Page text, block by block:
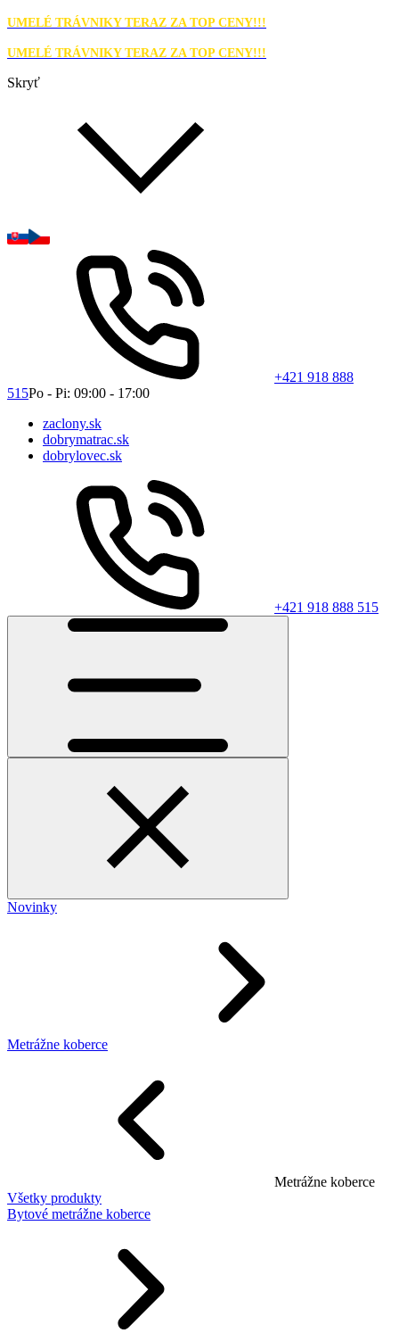
UMELÉ TRÁVNIKY TERAZ ZA TOP CENY!!!
UMELÉ TRÁVNIKY TERAZ ZA TOP CENY!!!
Skryť
+421 918 888
515Po - Pi: 09:00 - 17:00
zaclony.sk
dobrymatrac.sk
dobrylovec.sk
+421 918 888 515
Novinky
Metrážne koberce
Metrážne koberce
Všetky produkty
Bytové metrážne koberce